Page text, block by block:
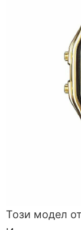
Този модел